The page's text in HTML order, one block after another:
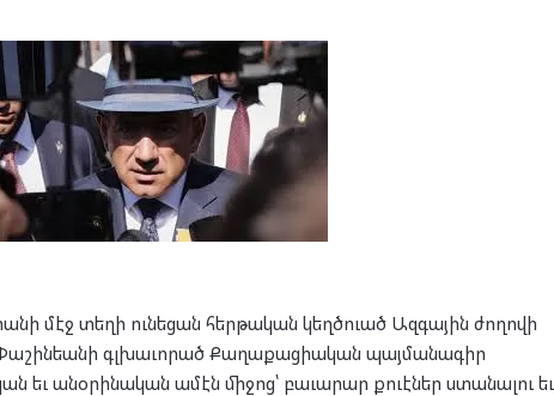
մէջ տեղի ունեցան հերթական կեղծուած Ազգային ժողովի
Փաշինեանի գլխաւորած Քաղաքացիական պայմանագիր
եւ անօրինական ամէն միջոց՝ բաւարար քուէներ ստանալու եւ